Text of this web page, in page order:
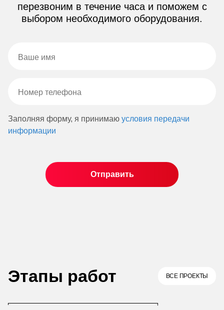
перезвоним в течение часа и поможем с
выбором необходимого оборудования.
Заполняя форму, я принимаю условия передачи
информации
Этапы работ ВСЕ ПРОЕКТЫ